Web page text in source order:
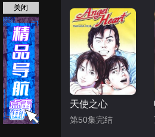
天使之心
第50集完结
关闭